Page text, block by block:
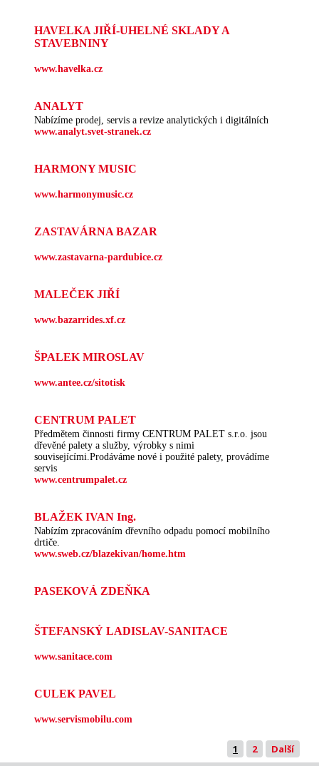
HAVELKA JIŘÍ-UHELNÉ SKLADY A
STAVEBNINY
www.havelka.cz
ANALYT
Nabízíme prodej, servis a revize analytických i digitálních
www.analyt.svet-stranek.cz
HARMONY MUSIC
www.harmonymusic.cz
ZASTAVÁRNA BAZAR
www.zastavarna-pardubice.cz
MALEČEK JIŘÍ
www.bazarrides.xf.cz
ŠPALEK MIROSLAV
www.antee.cz/sitotisk
CENTRUM PALET
Předmětem činnosti firmy CENTRUM PALET s.r.o. jsou
dřevěné palety a služby, výrobky s nimi
souvisejícími.Prodáváme nové i použité palety, provádíme
servis
www.centrumpalet.cz
BLAŽEK IVAN Ing.
Nabízím zpracováním dřevního odpadu pomocí mobilního
drtiče.
www.sweb.cz/blazekivan/home.htm
PASEKOVÁ ZDEŇKA
ŠTEFANSKÝ LADISLAV-SANITACE
www.sanitace.com
CULEK PAVEL
www.servismobilu.com
1 2 Další